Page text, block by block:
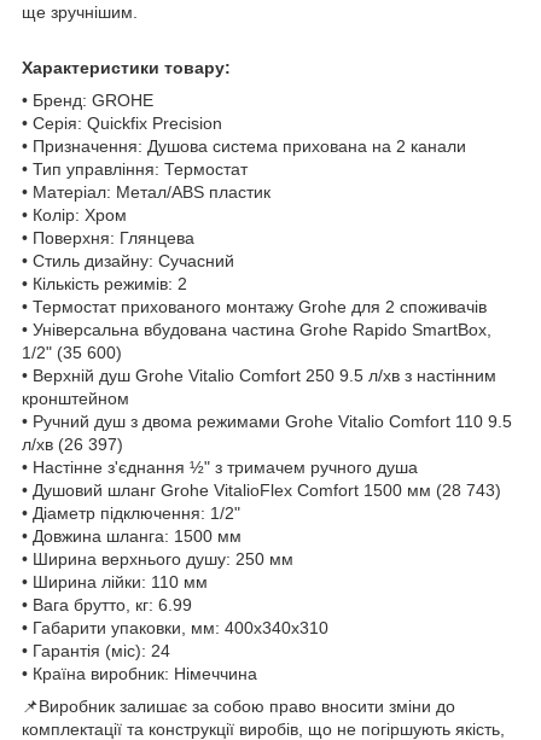
ще зручнішим.
Характеристики товару:
• Бренд: GROHE
• Серія: Quickfix Precision
• Призначення: Душова система прихована на 2 канали
• Тип управління: Термостат
• Матеріал: Метал/ABS пластик
• Колір: Хром
• Поверхня: Глянцева
• Стиль дизайну: Сучасний
• Кількість режимів: 2
• Термостат прихованого монтажу Grohe для 2 споживачів
• Універсальна вбудована частина Grohe Rapido SmartBox,
1/2" (35 600)
• Верхній душ Grohe Vitalio Comfort 250 9.5 л/хв з настінним
кронштейном
• Ручний душ з двома режимами Grohe Vitalio Comfort 110 9.5
л/хв (26 397)
• Настінне з'єднання ½" з тримачем ручного душа
• Душовий шланг Grohe VitalioFlex Comfort 1500 мм (28 743)
• Діаметр підключення: 1/2"
• Довжина шланга: 1500 мм
• Ширина верхнього душу: 250 мм
• Ширина лійки: 110 мм
• Вага брутто, кг: 6.99
• Габарити упаковки, мм: 400х340х310
• Гарантія (міс): 24
• Країна виробник: Німеччина
📌Виробник залишає за собою право вносити зміни до
комплектації та конструкції виробів, що не погіршують якість,